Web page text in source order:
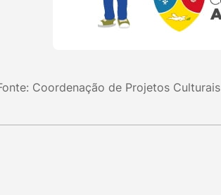
Coordenação de Projetos Culturais